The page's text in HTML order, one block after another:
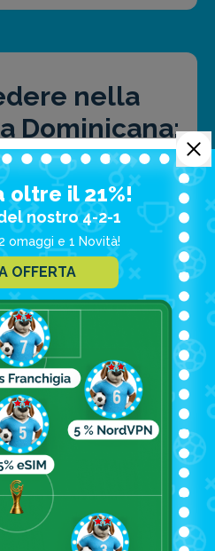
nella
Dominicana:
attrazioni
di La
oltre il 21%!
nostro 4-2-1
omaggi e 1 Novità!
OFFERTA